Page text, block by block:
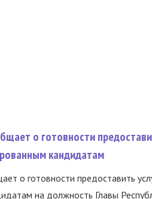
о готовности
кандидатам
о готовности предоставить
на должность Главы